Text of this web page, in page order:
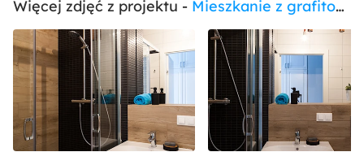
Więcej zdjęć z projektu - Mieszkanie z grafitową cegłą